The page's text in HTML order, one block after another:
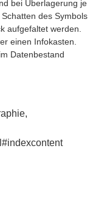
bei Überlagerung je
des Symbols
aufgefaltet werden.
einen Infokasten.
Datenbestand